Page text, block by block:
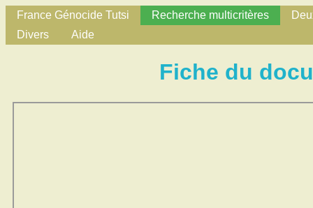
France Génocide Tutsi Recherche multicritères
Divers
Aide
Fiche du